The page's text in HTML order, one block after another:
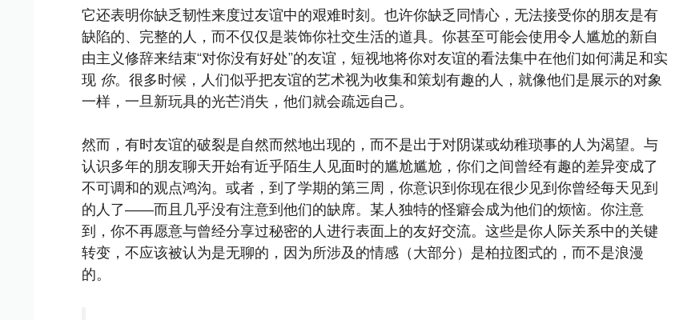
它还表明你缺乏韧性来度过友谊中的艰难时刻。也许你缺乏同情心，无法接受你的朋友是有
缺陷的、完整的人，而不仅仅是装饰你社交生活的道具。你甚至可能会使用令人尴尬的新自
由主义修辞来结束“对你没有好处”的友谊，短视地将你对友谊的看法集中在他们如何满足和实
现 你。很多时候，人们似乎把友谊的艺术视为收集和策划有趣的人，就像他们是展示的对象
一样，一旦新玩具的光芒消失，他们就会疏远自己。
然而，有时友谊的破裂是自然而然地出现的，而不是出于对阴谋或幼稚琐事的人为渴望。与
认识多年的朋友聊天开始有近乎陌生人见面时的尴尬尴尬，你们之间曾经有趣的差异变成了
不可调和的观点鸿沟。或者，到了学期的第三周，你意识到你现在很少见到你曾经每天见到
的人了——而且几乎没有注意到他们的缺席。某人独特的怪癖会成为他们的烦恼。你注意
到，你不再愿意与曾经分享过秘密的人进行表面上的友好交流。这些是你人际关系中的关键
转变，不应该被认为是无聊的，因为所涉及的情感（大部分）是柏拉图式的，而不是浪漫
的。